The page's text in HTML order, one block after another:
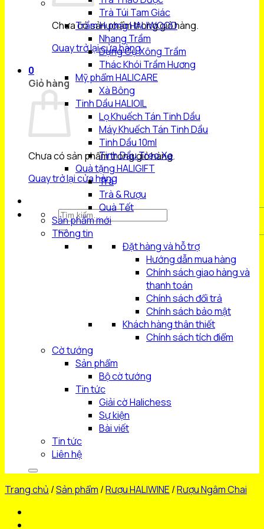
Chưa có sản phẩm trong giỏ hàng.
Quay trở lại cửa hàng
0
Giỏ hàng
Chưa có sản phẩm trong giỏ hàng.
Quay trở lại cửa hàng
Tìm
kiếm:
Trà Túi Tam Giác
Trầm Hương HALIWOOD
Nhang Trầm
Dụng Cụ Xông Trầm
Thác Khói Trầm Hương
Mỹ phẩm HALICARE
Xà Bông
Tinh Dầu HALIOIL
Lọ Khuếch Tán Tinh Dầu
Máy Khuếch Tán Tinh Dầu
Tinh Dầu 10ml
Tinh Dầu Treo Xe
Quà tặng HALIGIFT
Trà
Trà & Rượu
Quà Tết
Sản phẩm mới
Thông tin
Đặt hàng và hỗ trợ
Hướng dẫn mua hàng
Chính sách giao hàng và
thanh toán
Chính sách đổi trả
Chính sách bảo mật
Khách hàng thân thiết
Chính sách tích điểm
Cờ tướng
Sản phẩm
Bộ cờ tướng
Tin tức
Giải cờ Halichess
Sự kiện
Bài viết
Tin tức
Liên hệ
Trang chủ /Sản phẩm /Rượu HALIWINE /Rượu Ngâm Chai